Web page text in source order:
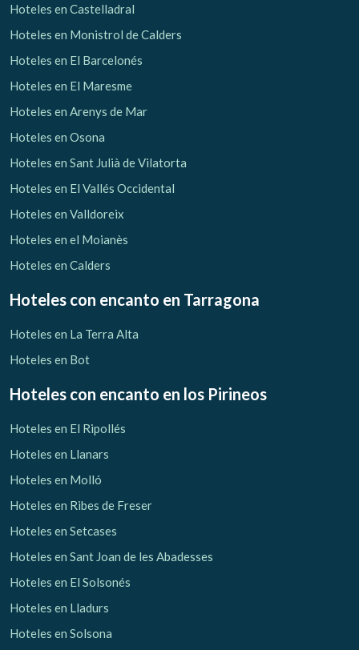
Hoteles en Castelladral
Hoteles en Monistrol de Calders
Hoteles en El Barcelonés
Hoteles en El Maresme
Hoteles en Arenys de Mar
Hoteles en Osona
Hoteles en Sant Julià de Vilatorta
Hoteles en El Vallés Occidental
Hoteles en Valldoreix
Hoteles en el Moianès
Hoteles en Calders
Hoteles con encanto en Tarragona
Hoteles en La Terra Alta
Hoteles en Bot
Hoteles con encanto en los Pirineos
Hoteles en El Ripollés
Hoteles en Llanars
Hoteles en Molló
Hoteles en Ribes de Freser
Hoteles en Setcases
Hoteles en Sant Joan de les Abadesses
Hoteles en El Solsonés
Hoteles en Lladurs
Hoteles en Solsona